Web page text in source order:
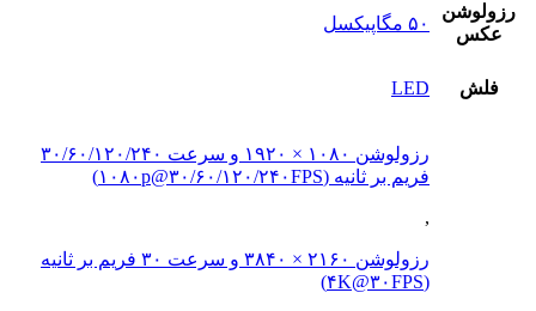
رزولوشن
عکس
۵۰ مگاپیکسل
فلش LED
رزولوشن ۱۰۸۰ × ۱۹۲۰ و سرعت ۳۰/۶۰/۱۲۰/۲۴۰
فریم بر ثانیه (۱۰۸۰p@۳۰/۶۰/۱۲۰/۲۴۰FPS)
,
رزولوشن ۲۱۶۰ × ۳۸۴۰ و سرعت ۳۰ فریم بر ثانیه
(۴K@۳۰FPS)